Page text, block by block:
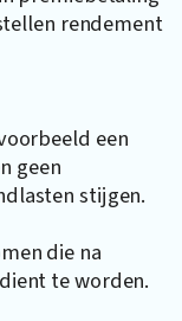
rendement
een
geen
stijgen.
die na
te worden.